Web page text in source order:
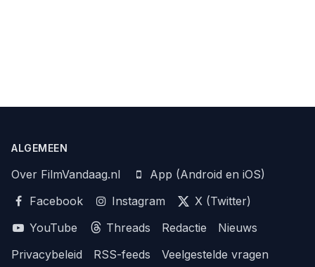
ALGEMEEN
Over FilmVandaag.nl
App (Android en iOS)
Facebook
Instagram
X (Twitter)
YouTube
Threads Redactie
Nieuws
Privacybeleid
RSS-feeds
Veelgestelde vragen